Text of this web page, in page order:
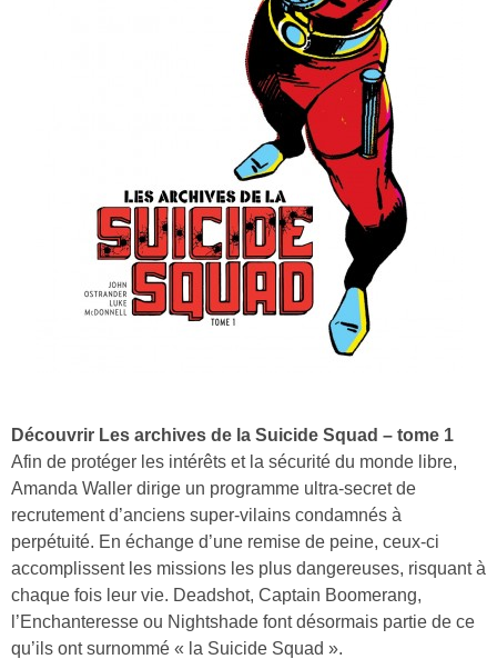
Découvrir Les archives de la Suicide Squad – tome 1
Afin de protéger les intérêts et la sécurité du monde libre,
Amanda Waller dirige un programme ultra-secret de
recrutement d’anciens super-vilains condamnés à
perpétuité. En échange d’une remise de peine, ceux-ci
accomplissent les missions les plus dangereuses, risquant à
chaque fois leur vie. Deadshot, Captain Boomerang,
l’Enchanteresse ou Nightshade font désormais partie de ce
qu’ils ont surnommé « la Suicide Squad ».